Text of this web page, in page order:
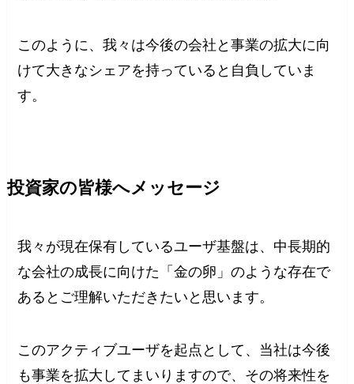
このように、我々は今後の会社と事業の拡大に向
けて大きなシェアを持っていると自負していま
す。
投資家の皆様へメッセージ
我々が現在保有しているユーザ基盤は、中長期的
な会社の成長に向けた「金の卵」のような存在で
あるとご理解いただきたいと思います。
このアクティブユーザを起点として、当社は今後
も事業を拡大してまいりますので、その将来性を